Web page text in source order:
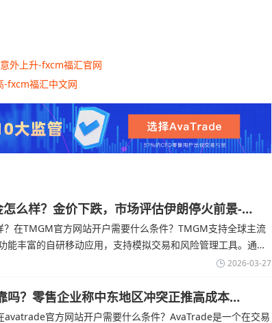
外上升-fxcm福汇官网
-fxcm福汇中文网
么样？金价下跌，市场评估伊朗停火前景-
在TMGM官方网站开户需要什么条件？‌‌‌TMGM支持全球主流
能丰富的自研移动应用，支持模拟交易和风险管理工具。通过
价周四回落，受​美元走强和油价上涨，使通胀担忧保持不变‌对
2026-03-27
？零售企业称中东地区冲突正推高成本
官方网站开户需要什么条件？‌‌‌AvaTrade是一个在交易